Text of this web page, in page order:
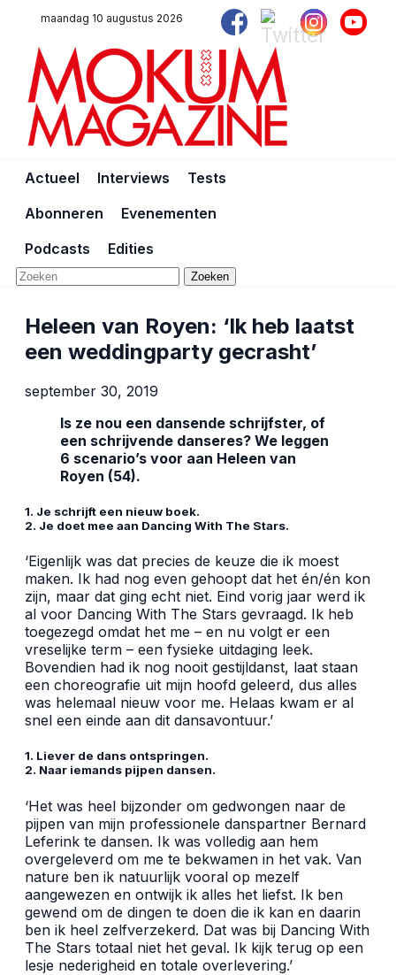
maandag 10 augustus 2026
Actueel Interviews
Tests
Abonneren
Evenementen
Podcasts
Edities
Zoeken
Heleen van Royen: ‘Ik heb laatst
een weddingparty gecrasht’
september 30, 2019
Is ze nou een dansende schrijfster, of
een schrijvende danseres? We leggen
6 scenario’s voor aan Heleen van
Royen (54).
1. Je schrijft een nieuw boek.
2. Je doet mee aan Dancing With The Stars.
‘Eigenlijk was dat precies de keuze die ik moest
maken. Ik had nog even gehoopt dat het én/én kon
zijn, maar dat ging echt niet. Eind vorig jaar werd ik
al voor Dancing With The Stars gevraagd. Ik heb
toegezegd omdat het me – en nu volgt er een
vreselijke term – een fysieke uitdaging leek.
Bovendien had ik nog nooit gestijldanst, laat staan
een choreografie uit mijn hoofd geleerd, dus alles
was helemaal nieuw voor me. Helaas kwam er al
snel een einde aan dit dansavontuur.’
1. Liever de dans ontspringen.
2. Naar iemands pijpen dansen.
‘Het was heel bijzonder om gedwongen naar de
pijpen van mijn professionele danspartner Bernard
Leferink te dansen. Ik was volledig aan hem
overgeleverd om me te bekwamen in het vak. Van
nature ben ik natuurlijk vooral op mezelf
aangewezen en ontwijk ik alles het liefst. Ik ben
gewend om de dingen te doen die ik kan en daarin
ben ik heel zelfverzekerd. Dat was bij Dancing With
The Stars totaal niet het geval. Ik kijk terug op een
lesje nederigheid en totale overlevering.’